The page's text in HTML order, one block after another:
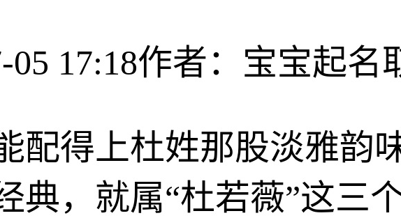
05 17:18作者：宝宝起名
配得上杜姓那股淡雅韵
，就属“杜若薇”这三